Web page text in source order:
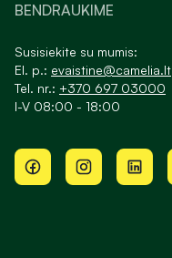
BENDRAUKIME
Susisiekite su mumis:
El. p.: evaistine@camelia.lt
Tel. nr.: +370 697 03000
I-V 08:00 - 18:00